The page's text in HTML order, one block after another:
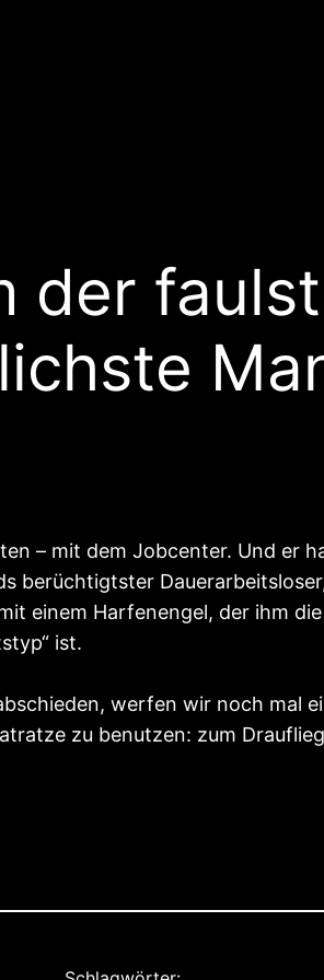
der
– mit dem Jobcenter. Und er
berüchtigtster
einem Harfenengel, der ihm
ist.
werfen wir noch mal
zu benutzen: zum